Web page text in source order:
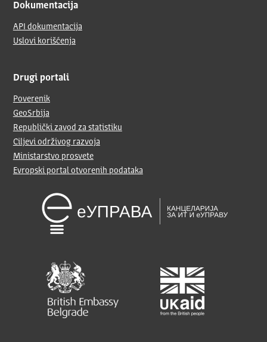
Dokumentacija
API dokumentacija
Uslovi korišćenja
Drugi portali
Poverenik
GeoSrbija
Republički zavod za statistiku
Ciljevi održivog razvoja
Ministarstvo prosvete
Evropski portal otvorenih podataka